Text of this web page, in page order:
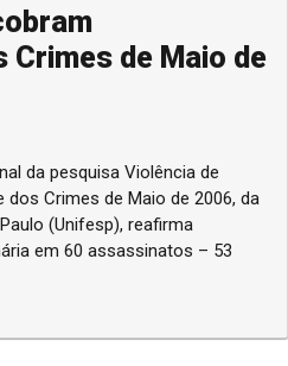
Crimes de Maio de
da pesquisa Violência de
Crimes de Maio de 2006, da
(Unifesp), reafirma
em 60 assassinatos – 53